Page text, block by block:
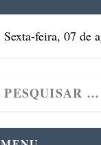
Sexta-feira, 07 de